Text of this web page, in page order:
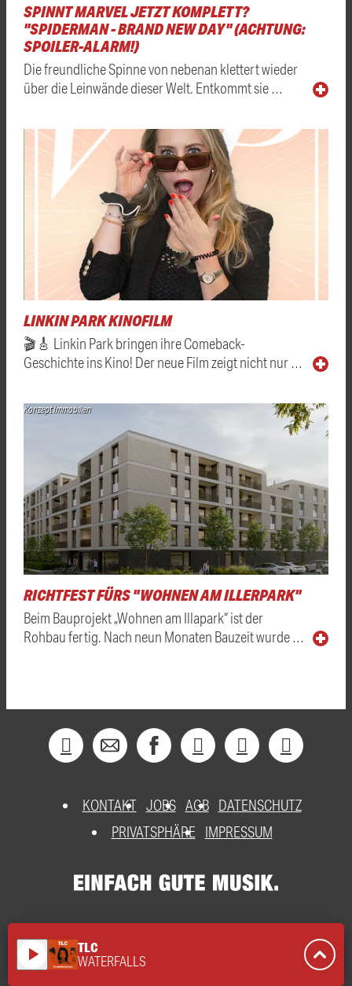
SPINNT MARVEL JETZT KOMPLETT?
"SPIDERMAN - BRAND NEW DAY" (ACHTUNG:
SPOILER-ALARM!)
Die freundliche Spinne von nebenan klettert wieder
über die Leinwände dieser Welt. Entkommt sie …
LINKIN PARK KINOFILM
🎬🎸 Linkin Park bringen ihre Comeback-
Geschichte ins Kino! Der neue Film zeigt nicht nur …
Konzept Immobilien
RICHTFEST FÜRS "WOHNEN AM ILLERPARK"
Beim Bauprojekt „Wohnen am Illapark“ ist der
Rohbau fertig. Nach neun Monaten Bauzeit wurde …
KONTAKT JOBS AGB DATENSCHUTZ
PRIVATSPHÄRE
IMPRESSUM
play_arrow TLC
WATERFALLS